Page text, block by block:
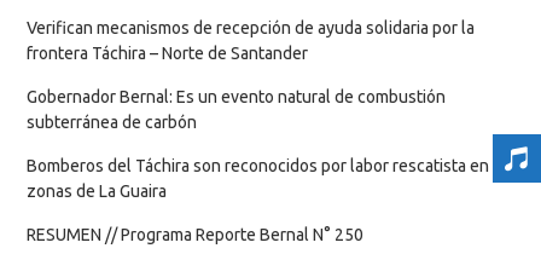
Verifican mecanismos de recepción de ayuda solidaria por la
frontera Táchira – Norte de Santander
Gobernador Bernal: Es un evento natural de combustión
subterránea de carbón
Bomberos del Táchira son reconocidos por labor rescatista en
zonas de La Guaira
RESUMEN // Programa Reporte Bernal N° 250